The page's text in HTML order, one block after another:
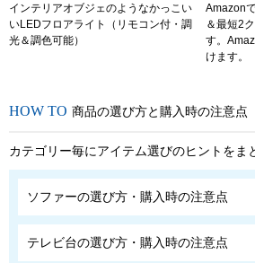
インテリアオブジェのようなかっこい
いLEDフロアライト（リモコン付・調
光＆調色可能）
Amazon
＆最短2
す。
けます。
商品の選び方と購入時の注意点
カテゴリー毎にアイテム選びのヒントをま
ソファーの選び方・購入時の注意点
テレビ台の選び方・購入時の注意点